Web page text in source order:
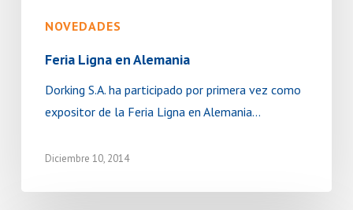
NOVEDADES
Feria Ligna en Alemania
Dorking S.A. ha participado por primera vez como
expositor de la Feria Ligna en Alemania…
Diciembre 10, 2014